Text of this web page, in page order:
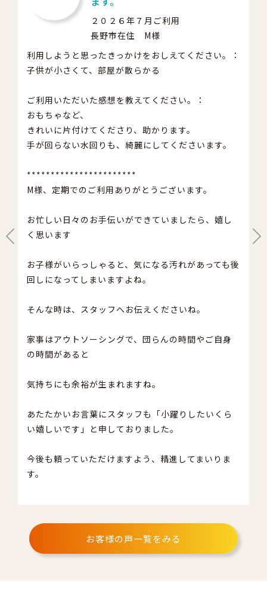
２０２６年７月ご利用
長野市在住 M様
利用しようと思ったきっかけをおしえてください。：
子供が小さくて、部屋が散らかる
ご利用いただいた感想を教えてください。：
おもちゃなど、
きれいに片付けてくださり、助かります。
手が回らない水回りも、綺麗にしてくださいます。
***********************
M様、定期でのご利用ありがとうございます。
お忙しい日々のお手伝いができていましたら、嬉し
く思います
お子様がいらっしゃると、気になる汚れがあっても後
回しになってしまいますよね。
そんな時は、スタッフへお伝えくださいね。
家事はアウトソーシングで、団らんの時間やご自身
の時間があると
気持ちにも余裕が生まれますね。
あたたかいお言葉にスタッフも「小躍りしたいくら
い嬉しいです」と申しておりました。
今後も頼っていただけますよう、精進してまいりま
す。
お客様の声一覧をみる